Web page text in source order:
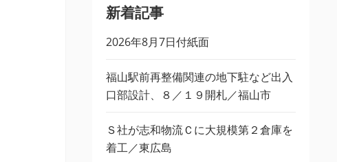
新着記事
2026年8月7日付紙面
福山駅前再整備関連の地下駐など出入
口部設計、８／１９開札／福山市
Ｓ社が志和物流Ｃに大規模第２倉庫を
着工／東広島